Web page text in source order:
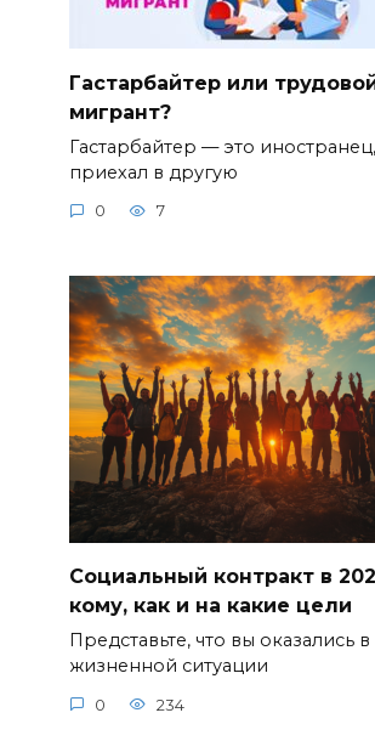
Гастарбайтер или
мигрант?
Гастарбайтер — это
приехал в другую
0 7
Социальный контракт в
кому, как и на какие цели
Представьте, что вы оказались
жизненной ситуации
0 234